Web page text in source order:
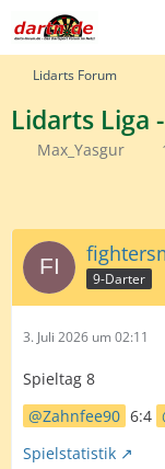
Lidarts Forum
Lidarts Liga
Max_Yasgur
9-Darter
3. Juli 2026 um 02:11
Spieltag 8
Zahnfee90 6:4
Spielstatistik